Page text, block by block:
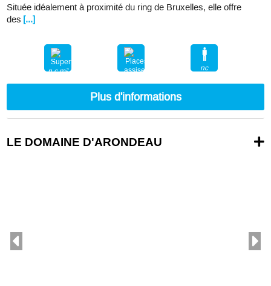
Située idéalement à proximité du ring de Bruxelles, elle offre
des [...]
n.c.m²
nc
Plus d'informations
LE DOMAINE D'ARONDEAU